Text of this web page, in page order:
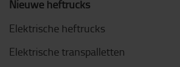
Nieuwe heftrucks
Elektrische heftrucks
Elektrische transpalletten